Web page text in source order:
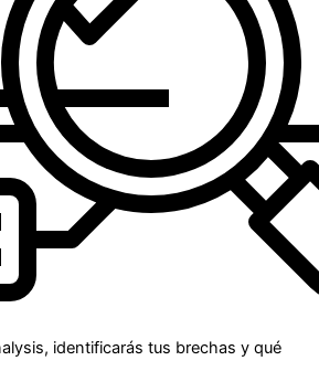
identificarás tus brechas y qué